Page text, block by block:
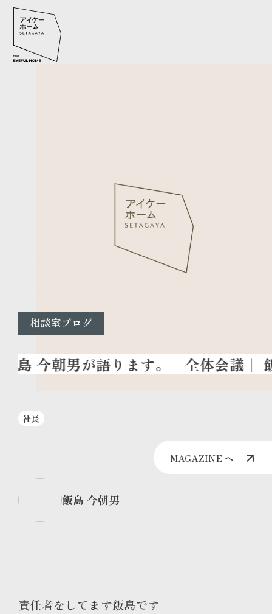
相談室ブログ
全体会議｜
社長
MAGAZINE へ
飯島 今朝男
責任者をしてます飯島です